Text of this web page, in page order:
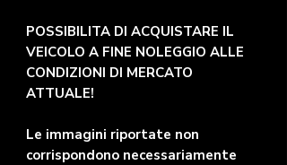
POSSIBILITA DI ACQUISTARE IL
VEICOLO A FINE NOLEGGIO ALLE
CONDIZIONI DI MERCATO
ATTUALE!
Le immagini riportate non
corrispondono necessariamente